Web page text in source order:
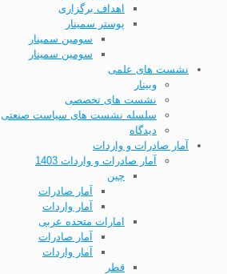
اهداف برگزاری
پوستر سمینار
سومین سمینار
سومین سمینار
نشست های علمی
وبینار
نشست های تخصصی
سلسله نشست های سیاست صنعتی
دیدگاه
آمار صادرات و واردات
آمار صادرات و واردات 1403
چین
آمار صادرات
آمار واردات
امارات متحده عربی
آمار صادرات
آمار واردات
قطر